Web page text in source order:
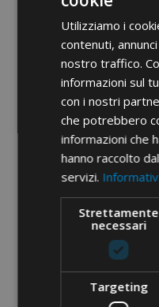
DŁAWNICE KABLOWE
POLIAMIDOWE · GWINT PG ·
IP68 · STANDARDOWE
Utilizziamo i
contenuti,
nostro traffico.
informazioni sul
con i nostri
che potrebbero
informazioni che
hanno raccolto
servizi.
Strettamente
necessari
Targeting